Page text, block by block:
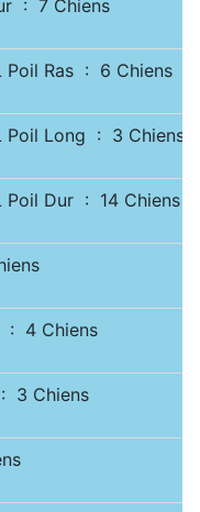
: 7 Chiens
Poil Ras : 6 Chiens
Poil Long : 3 Chiens
Poil Dur : 14 Chiens
: 4 Chiens
: 3 Chiens